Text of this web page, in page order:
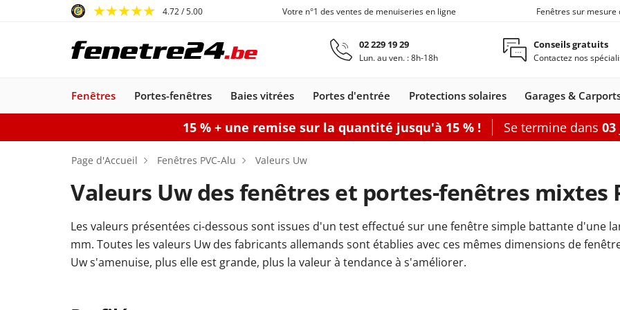
Aller au contenu principal
4.72/ 5.00 Votre n°1 des ventes de menuiseries en ligne Fenêtres sur mesure
02 229 19 29
Lun. au ven. : 8h-18h
Conseils gratuits
Contactez nos
Fenêtres
PVC
Fenêtres
PVC-Alu
Fenêtres
Bois
Fenêtres
Bois-Alu
Fenêtres Alu
Fenêtres de toit
Fenêtres de toit
Fenêtre coulissante
Fenêtre
Portes-fenêtres
Portes-fenêtres
PVC
Portes-fenêtres
PVC-Alu
Portes-fenêtres
Bois
Portes-fenêtres
Bois-Alu
Portes-fenêtres Alu
Accessoires
Produits
Plus
Baies vitrées
Baie oscillo-coulissante Smart-Slide Baie accordéon
Baie soulevante-
coulissante
Options
Baie vitrée 3
Accessoires
Portes d'entrée
Portes d'entrée
PVC
Portes d'entrée
Acier-Alu
Portes d'entrée
Alu
Portes d'entrée
Bois
Portes de service
service Acier
Portes de
service
Portes de
service
Protections solaires
Volets battants
Volets
roulants
Brise-soleil
orientables
Stores
bannes
Stores enrouleurs
extérieurs
Pergolas
Garages &
Portes de garage
sectionnelles
Portes de garage
enroulables
Carports
Carports
adossés
Carports
autoportants
Carports avec abri
de jardin
Portillons Portails battants Portails coulissants
Clôtures
Clôtures alu Grillages
15 % + une remise sur la quantité jusqu'à 15 % ! Se termine dans 03
Page d'Accueil Fenêtres PVC-Alu Valeurs Uw
Valeurs Uw des fenêtres et portes-fenêtres mixtes
Les valeurs présentées ci-dessous sont issues d'un test effectué sur une fenêtre simple battante d'une
mm. Toutes les valeurs Uw des fabricants allemands sont établies avec ces mêmes dimensions de
Uw s'amenuise, plus elle est grande, plus la valeur à tendance à s'améliorer.